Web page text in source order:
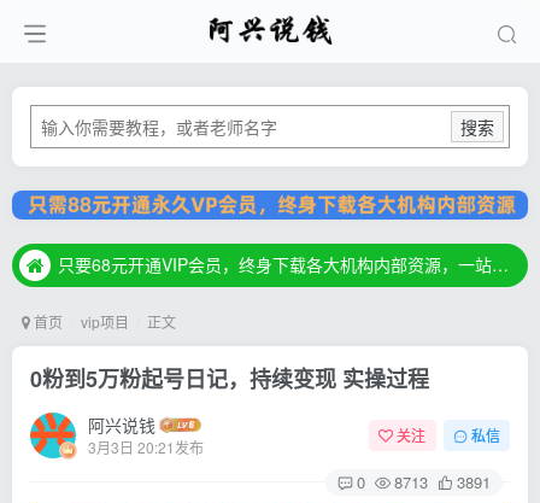
搜索
只要68元开通VIP会员，终身下载各大机构内部资源，一站式草根创业基地，最新最强网赚教程大全，小投入，大回报！
只要68元开通VIP会员，终身下载各大机构内部资源，一站式草根创业基地，最新最强网赚教程大全，小投入，大回报！
首页 vip项目 正文
0粉到5万粉起号日记，持续变现 实操过程
阿兴说钱
3月3日 20:21发布
关注 私信
0 8713 3891